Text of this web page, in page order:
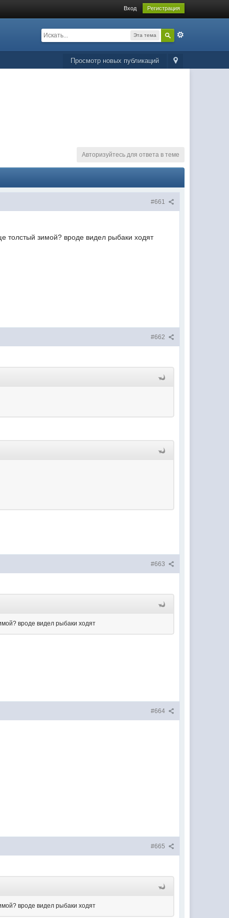
Вход Регистрация
Эта тема
Просмотр новых публикаций
Авторизуйтесь для ответа в теме
#661
толстый зимой? вроде видел рыбаки ходят
#662
#663
вроде видел рыбаки ходят
#664
#665
вроде видел рыбаки ходят